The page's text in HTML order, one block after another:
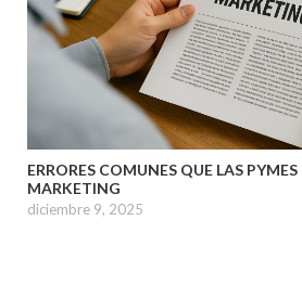
ERRORES COMUNES QUE LAS
MARKETING
diciembre 9, 2025